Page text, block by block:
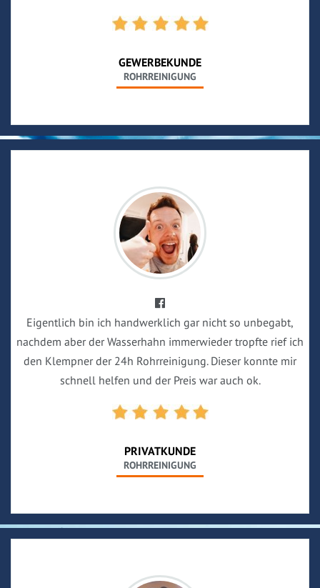
GEWERBEKUNDE
ROHRREINIGUNG
Eigentlich bin ich handwerklich gar nicht so unbegabt,
nachdem aber der Wasserhahn immerwieder tropfte rief ich
den Klempner der 24h Rohrreinigung. Dieser konnte mir
schnell helfen und der Preis war auch ok.
PRIVATKUNDE
ROHRREINIGUNG